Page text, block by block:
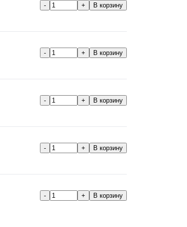
- + В корзину
- + В корзину
- + В корзину
- + В корзину
- + В корзину